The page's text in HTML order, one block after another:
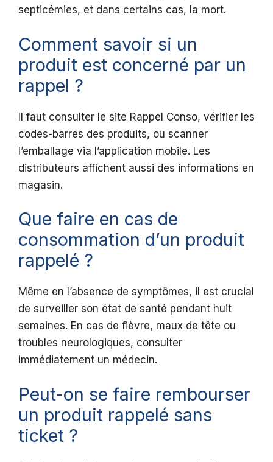
septicémies, et dans certains cas, la mort.
Comment savoir si un
produit est concerné par un
rappel ?
Il faut consulter le site Rappel Conso, vérifier les
codes-barres des produits, ou scanner
l’emballage via l’application mobile. Les
distributeurs affichent aussi des informations en
magasin.
Que faire en cas de
consommation d’un produit
rappelé ?
Même en l’absence de symptômes, il est crucial
de surveiller son état de santé pendant huit
semaines. En cas de fièvre, maux de tête ou
troubles neurologiques, consulter
immédiatement un médecin.
Peut-on se faire rembourser
un produit rappelé sans
ticket ?